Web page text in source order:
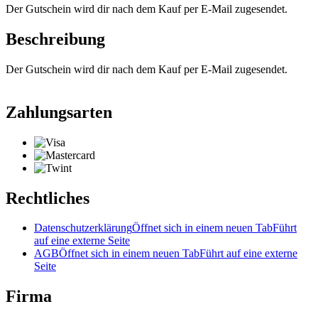
Der Gutschein wird dir nach dem Kauf per E-Mail zugesendet.
Beschreibung
Der Gutschein wird dir nach dem Kauf per E-Mail zugesendet.
Zahlungsarten
Rechtliches
DatenschutzerklärungÖffnet sich in einem neuen TabFührt
auf eine externe Seite
AGBÖffnet sich in einem neuen TabFührt auf eine externe
Seite
Firma